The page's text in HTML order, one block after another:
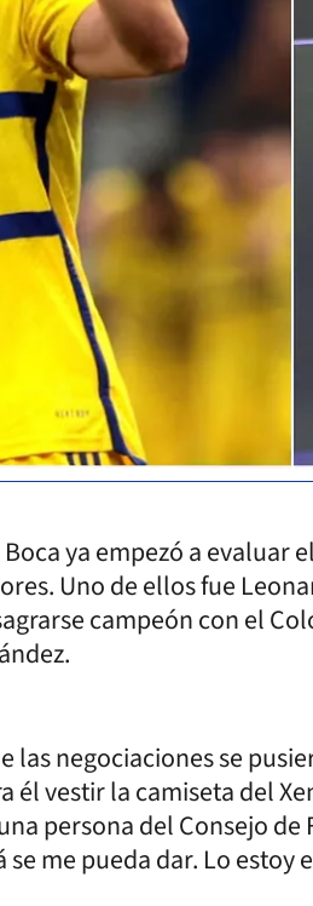
ya empezó a evaluar
Uno de ellos fue
campeón con el
negociaciones se
él vestir la camiseta del
persona del Consejo de
me pueda dar. Lo estoy